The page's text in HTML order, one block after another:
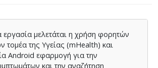
μελετάται η χρήση φορητών
τομέα της Υγείας (mHealth) και
Android εφαρμογή για την
και την αναζήτηση